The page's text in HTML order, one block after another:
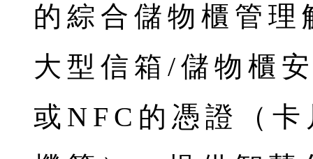
的綜合儲物櫃管
大型信箱/儲物櫃
或NFC的憑證（